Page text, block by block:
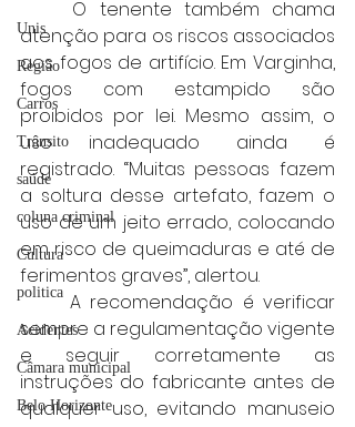
Unis
Região
Carros
Trânsito
saúde
coluna criminal
Cultura
politica
Acidentes
Câmara municipal
Belo Horizonte
atenção para os riscos associados
aos fogos de artifício. Em Varginha,
fogos com estampido são
proibidos por lei. Mesmo assim, o
uso inadequado ainda é
registrado. “Muitas pessoas fazem
a soltura desse artefato, fazem o
uso de um jeito errado, colocando
em risco de queimaduras e até de
ferimentos graves”, alertou.
	A recomendação é verificar
sempre a regulamentação vigente
e seguir corretamente as
instruções do fabricante antes de
qualquer uso, evitando manuseio